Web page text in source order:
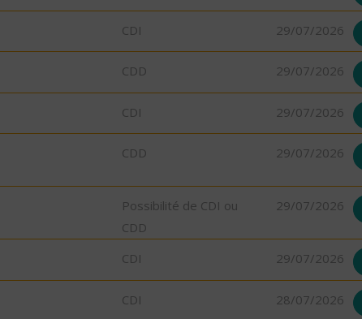
CDI 29/07/2026
CDD 29/07/2026
CDI 29/07/2026
CDD 29/07/2026
Possibilité de CDI ou
CDD
29/07/2026
CDI 29/07/2026
CDI 28/07/2026